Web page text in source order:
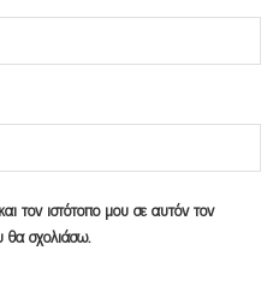
τον ιστότοπο μου σε αυτόν τον
σχολιάσω.